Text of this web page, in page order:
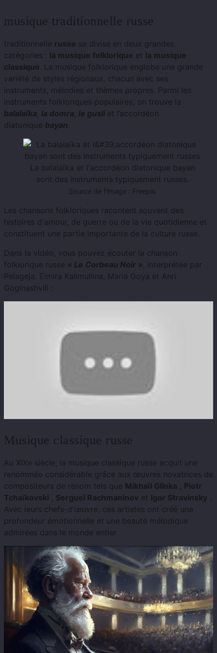
musique traditionnelle russe
traditionnelle russe se divise en deux grandes
catégories : la musique folklorique et la musique
classique. La musique folklorique englobe une grande
variété de styles régionaux, chacun avec ses
instruments, mélodies et thèmes propres. Parmi les
instruments folkloriques populaires, on trouve la
balalaïka, la domra, le gusli et l’accordéon
diatonique bayan.
La balalaïka et l'accordéon diatonique bayan
sont des instruments typiquement russes.
Source de l'image : Freepik
Les chansons folkloriques racontent souvent des
histoires d'amour, de guerre ou de la vie quotidienne et
constituent une partie importante de la culture russe.
Dans la vidéo, vous pouvez écouter la chanson
folklorique russe « Le Corbeau Noir », interprétée par
Pelageja, Elmira Kalimullina, Maria Goya et Anri
Goginashvili :
Musique classique russe
Au XIXe siècle, la musique classique russe acquit une
renommée considérable grâce aux œuvres novatrices de
compositeurs de renom tels que Mikhaïl Glinka , Piotr
Tchaïkovski , Sergueï Rachmaninov et Igor Stravinsky .
Avec leurs chefs-d'œuvre, ces artistes ont créé une
profondeur émotionnelle et une beauté mélodique
admirées dans le monde entier